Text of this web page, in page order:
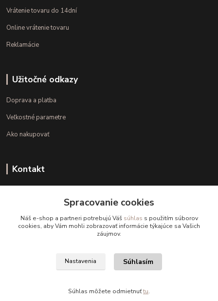
Vrátenie tovaru do 14dní
Online vrátenie tovaru
Reklamácie
Užitočné odkazy
Doprava a platba
Veľkostné parametre
Ako nakupovať
Kontakt
(Po.-Pi. 10.00 - 15.00)
info@kvalitnaBielizen.sk
Copyright © kvalitnabielizen.sk
Spracovanie cookies
Náš e-shop a partneri potrebujú Váš súhlas s použitím súborov
cookies, aby Vám mohli zobrazovať informácie týkajúce sa Vašich
záujmov.
Nastavenia Súhlasím
Súhlas môžete odmietnuťtu.